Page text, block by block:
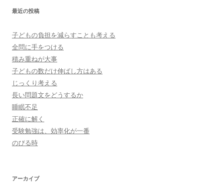
最近の投稿
子どもの負担を減らすことも考える
全問に手をつける
積み重ねが大事
子どもの数だけ伸ばし方はある
じっくり考える
長い問題文をどうするか
睡眠不足
正確に解く
受験勉強は、効率化が一番
のびる時
アーカイブ